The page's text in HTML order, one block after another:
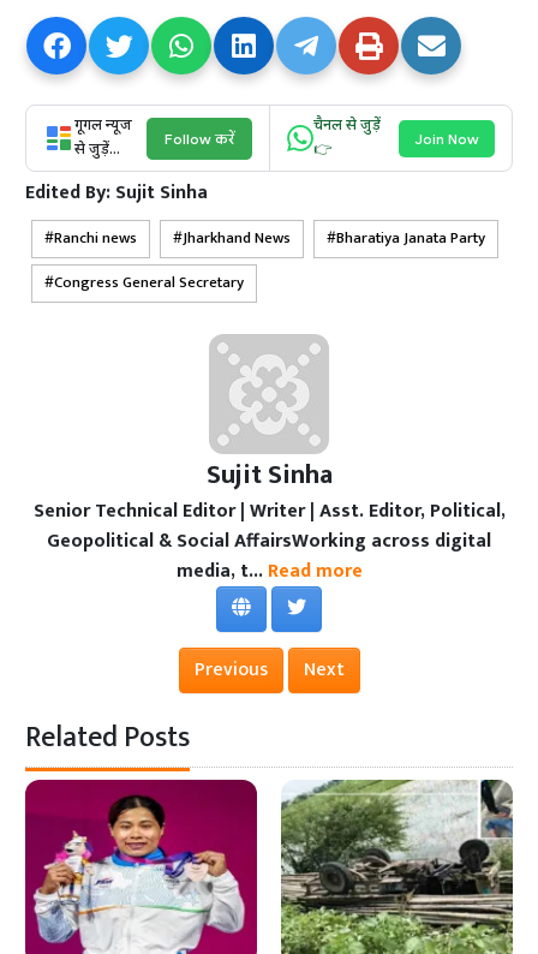
गूगल न्यूज
से जुड़ें...
Follow करें
चैनल से जुड़ें
👉
Join Now
Edited By:Sujit Sinha
Ranchi news Jharkhand News
Bharatiya Janata Party
Congress General Secretary
Sujit Sinha
Senior Technical Editor | Writer | Asst. Editor, Political,
Geopolitical & Social AffairsWorking across digital
media, t... Read more
Previous Next
Related Posts